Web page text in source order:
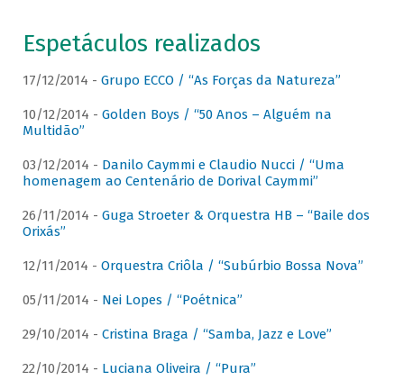
Espetáculos realizados
17/12/2014 - Grupo ECCO / “As Forças da Natureza”
10/12/2014 - Golden Boys / “50 Anos – Alguém na
Multidão”
03/12/2014 - Danilo Caymmi e Claudio Nucci / “Uma
homenagem ao Centenário de Dorival Caymmi”
26/11/2014 - Guga Stroeter & Orquestra HB – “Baile dos
Orixás”
12/11/2014 - Orquestra Criôla / “Subúrbio Bossa Nova”
05/11/2014 - Nei Lopes / “Poétnica”
29/10/2014 - Cristina Braga / “Samba, Jazz e Love”
22/10/2014 - Luciana Oliveira / “Pura”